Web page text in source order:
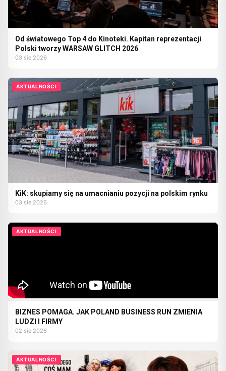
Od światowego Top 4 do Kinoteki. Kapitan reprezentacji
Polski tworzy WARSAW GLITCH 2026
03 sie 2026
AKTUALNOŚCI
KiK: skupiamy się na umacnianiu pozycji na polskim rynku
03 sie 2026
AKTUALNOŚCI
BIZNES POMAGA. JAK POLAND BUSINESS RUN ZMIENIA
LUDZI I FIRMY
02 sie 2026
AKTUALNOŚCI